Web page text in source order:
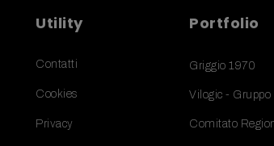
Utility
Contatti
Cookies
Privacy
Portfolio
Griggio 1970
Vilogic - Gruppo
Comitato